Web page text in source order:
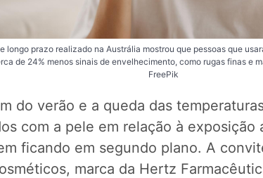
longo prazo realizado na Austrália mostrou que pessoas que
de 24% menos sinais de envelhecimento, como rugas finas e
FreePik
do verão e a queda das
com a pele em relação à exposição
ficando em segundo plano. A
marca da Hertz